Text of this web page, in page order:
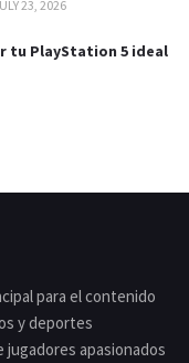
23, 2026
tu PlayStation 5 ideal
para el contenido
y deportes
apasionados